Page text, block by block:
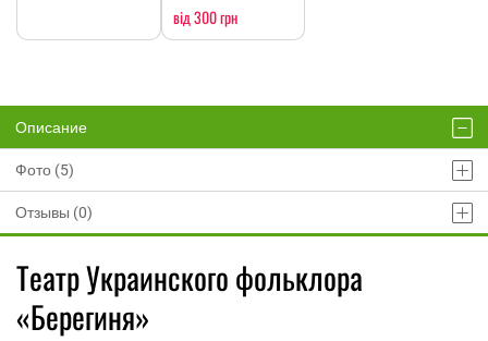
від 300 грн
Описание
Фото (5)
Отзывы (0)
Театр Украинского фольклора
«Берегиня»